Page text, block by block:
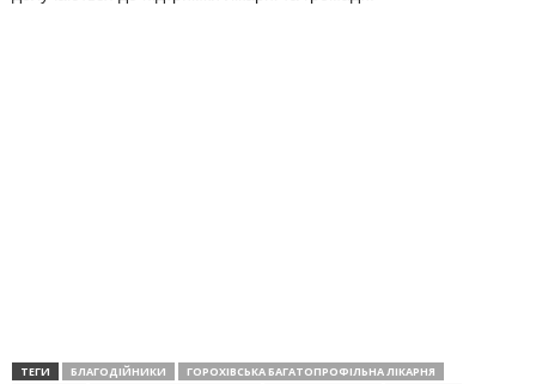
ТЕГИ БЛАГОДІЙНИКИ
ГОРОХІВСЬКА БАГАТОПРОФІЛЬНА ЛІКАРНЯ